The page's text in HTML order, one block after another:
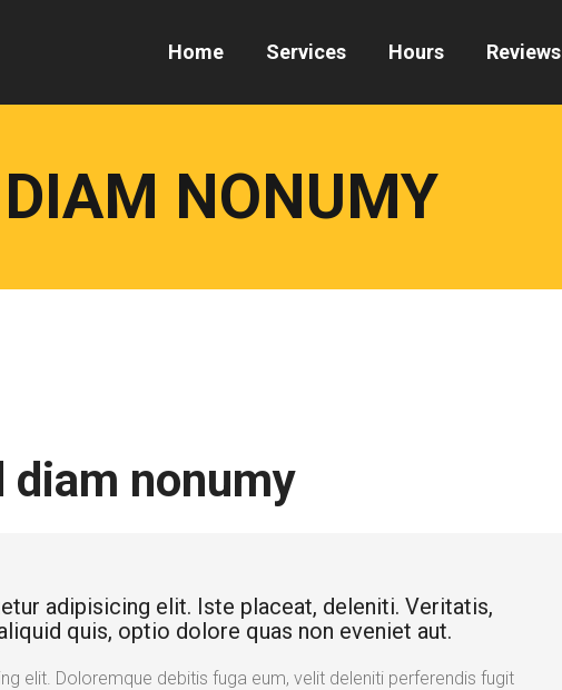
Home Services Hours Reviews
NONUMY
diam nonumy
adipisicing elit. Iste placeat, deleniti. Veritatis,
quis, optio dolore quas non eveniet aut.
elit. Doloremque debitis fuga eum, velit deleniti perferendis fugit